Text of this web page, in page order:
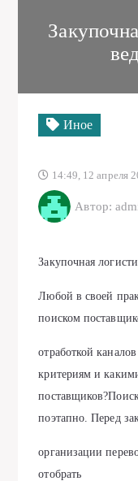
Иное
14:49, 12 апреля
Автор:
Закупочная
Любой в своей
поиском
отработкой
критериям и
поэтапно. Перед
организации
отобрать